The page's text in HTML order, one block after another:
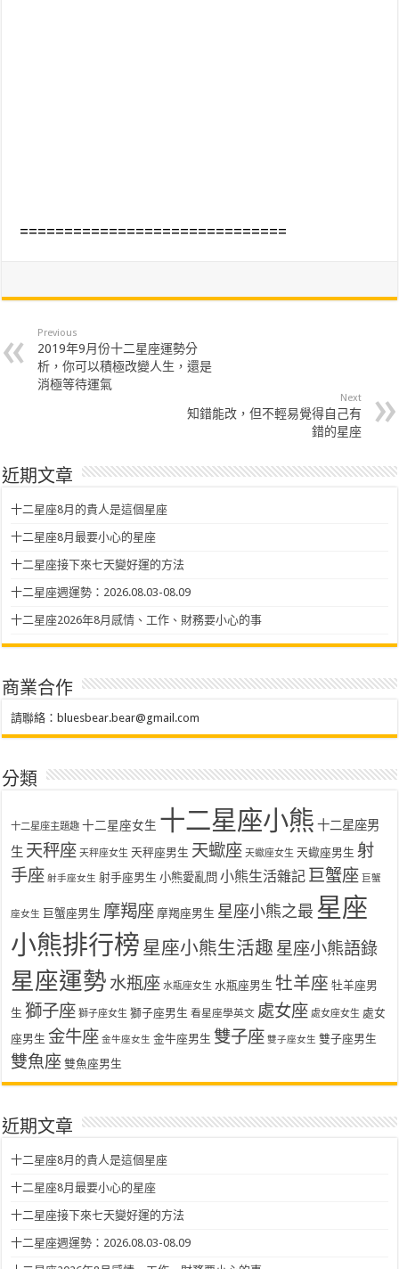
==============================
Previous
2019年9月份十二星座運勢分
析，你可以積極改變人生，還是
消極等待運氣
Next
知錯能改，但不輕易覺得自己有
錯的星座
近期文章
十二星座8月的貴人是這個星座
十二星座8月最要小心的星座
十二星座接下來七天變好運的方法
十二星座週運勢：2026.08.03-08.09
十二星座2026年8月感情、工作、財務要小心的事
商業合作
請聯絡： bluesbear.bear@gmail.com
分類
十二星座主題趣 十二星座女生 十二星座小熊 十二星座男
生 天秤座 天秤座女生 天秤座男生 天蠍座 天蠍座女生 天蠍座男生 射
手座 射手座女生 射手座男生 小熊愛亂問 小熊生活雜記 巨蟹座 巨蟹
座女生 巨蟹座男生 摩羯座 摩羯座男生 星座小熊之最 星座
小熊排行榜 星座小熊生活趣 星座小熊語錄
星座運勢 水瓶座 水瓶座女生 水瓶座男生 牡羊座 牡羊座男
生 獅子座 獅子座女生 獅子座男生 看星座學英文 處女座 處女座女生 處女
座男生 金牛座 金牛座女生 金牛座男生 雙子座 雙子座女生 雙子座男生
雙魚座 雙魚座男生
近期文章
十二星座8月的貴人是這個星座
十二星座8月最要小心的星座
十二星座接下來七天變好運的方法
十二星座週運勢：2026.08.03-08.09